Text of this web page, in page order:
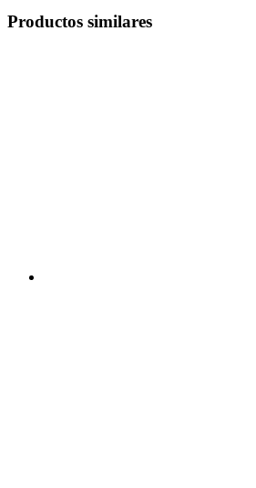
Productos similares